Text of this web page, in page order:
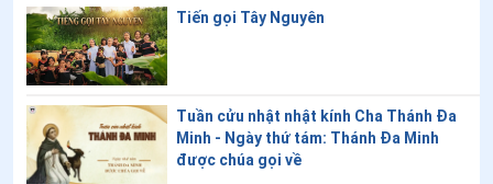
Tiến gọi Tây Nguyên
Tuần cửu nhật nhật kính Cha Thánh Đa
Minh - Ngày thứ tám: Thánh Đa Minh
được chúa gọi về